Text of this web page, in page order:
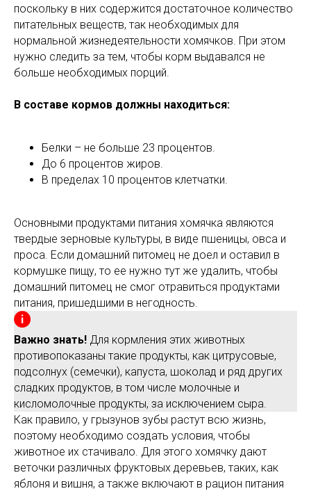
поскольку в них содержится достаточное количество
питательных веществ, так необходимых для
нормальной жизнедеятельности хомячков. При этом
нужно следить за тем, чтобы корм выдавался не
больше необходимых порций.
В составе кормов должны находиться:
Белки – не больше 23 процентов.
До 6 процентов жиров.
В пределах 10 процентов клетчатки.
Основными продуктами питания хомячка являются
твердые зерновые культуры, в виде пшеницы, овса и
проса. Если домашний питомец не доел и оставил в
кормушке пищу, то ее нужно тут же удалить, чтобы
домашний питомец не смог отравиться продуктами
питания, пришедшими в негодность.
Важно знать! Для кормления этих животных
противопоказаны такие продукты, как цитрусовые,
подсолнух (семечки), капуста, шоколад и ряд других
сладких продуктов, в том числе молочные и
кисломолочные продукты, за исключением сыра.
Как правило, у грызунов зубы растут всю жизнь,
поэтому необходимо создать условия, чтобы
животное их стачивало. Для этого хомячку дают
веточки различных фруктовых деревьев, таких, как
яблоня и вишня, а также включают в рацион питания